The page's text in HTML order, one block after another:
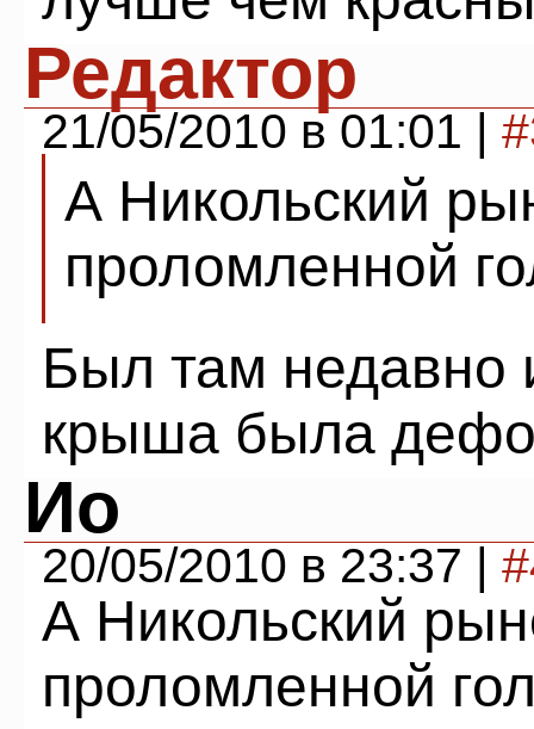
Редактор
21/05/2010 в 01:01 |
А Никольский
проломленной
Был там недавно
крыша была
Ио
20/05/2010 в 23:37 |
А Никольский
проломленной